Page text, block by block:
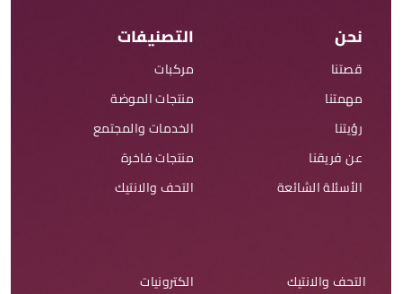
نحن
قصتنا
مهمتنا
رؤيتنا
عن فريقنا
الأسئلة الشائعة
التصنيفات
مركبات
منتجات الموضة
الخدمات والمجتمع
منتجات فاخرة
التحف والانتيك
التحف والانتيك
الكترونيات